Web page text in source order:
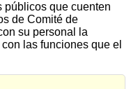
públicos que cuenten
de Comité de
su personal la
las funciones que el